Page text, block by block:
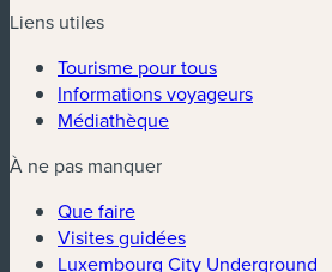
Liens utiles
Tourisme pour tous
Informations voyageurs
Médiathèque
À ne pas manquer
Que faire
Visites guidées
Luxembourg City Underground